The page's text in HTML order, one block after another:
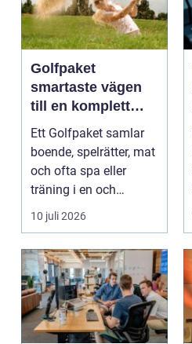
Golfpaket
smartaste vägen
till en komplett
golfupplevelse
Ett Golfpaket samlar
boende, spelrätter, mat
och ofta spa eller
träning i en och
samma bokning. För ...
10 juli 2026